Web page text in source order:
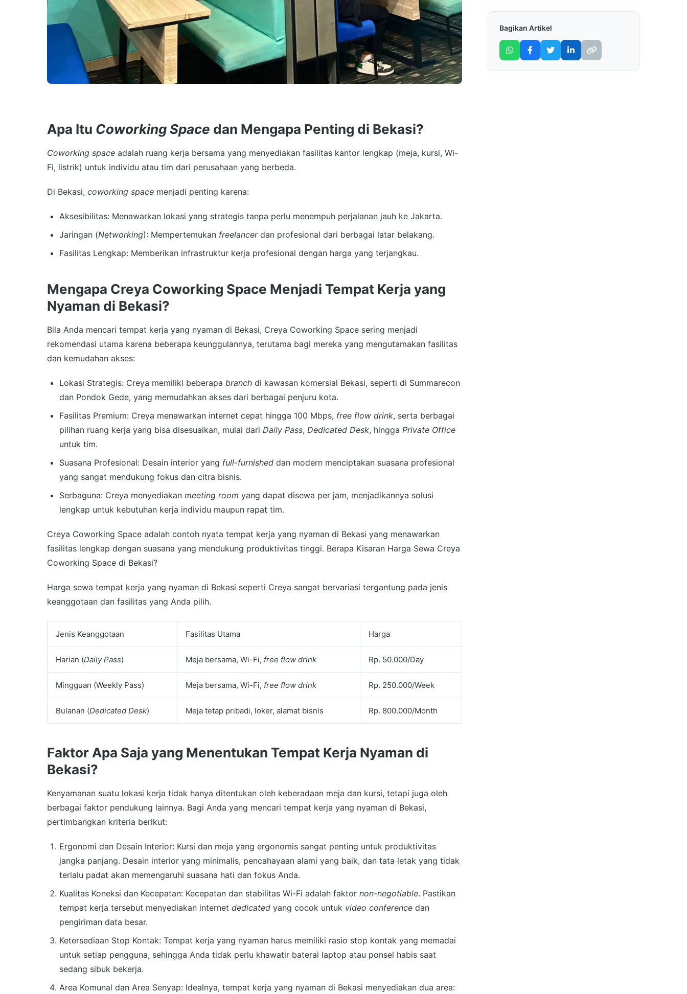
Apa Itu Coworking Space dan Mengapa Penting di Bekasi?
Coworking space adalah ruang kerja bersama yang menyediakan fasilitas kantor lengkap (meja, kursi, Wi-
Fi, listrik) untuk individu atau tim dari perusahaan yang berbeda.
Di Bekasi, coworking space menjadi penting karena:
Aksesibilitas: Menawarkan lokasi yang strategis tanpa perlu menempuh perjalanan jauh ke Jakarta.
Jaringan (Networking): Mempertemukan freelancerdan profesional dari berbagai latar belakang.
Fasilitas Lengkap: Memberikan infrastruktur kerja profesional dengan harga yang terjangkau.
Mengapa Creya Coworking Space Menjadi Tempat Kerja yang
Nyaman di Bekasi?
Bila Anda mencari tempat kerja yang nyaman di Bekasi, Creya Coworking Space sering menjadi
rekomendasi utama karena beberapa keunggulannya, terutama bagi mereka yang mengutamakan fasilitas
dan kemudahan akses:
Lokasi Strategis: Creya memiliki beberapa branch di kawasan komersial Bekasi, seperti di Summarecon
dan Pondok Gede, yang memudahkan akses dari berbagai penjuru kota.
Fasilitas Premium: Creya menawarkan internet cepat hingga 100 Mbps, free flow drink, serta berbagai
pilihan ruang kerja yang bisa disesuaikan, mulai dari Daily Pass, Dedicated Desk, hingga Private Office
untuk tim.
Suasana Profesional: Desain interior yang full-furnished dan modern menciptakan suasana profesional
yang sangat mendukung fokus dan citra bisnis.
Serbaguna: Creya menyediakan meeting room yang dapat disewa per jam, menjadikannya solusi
lengkap untuk kebutuhan kerja individu maupun rapat tim.
Creya Coworking Space adalah contoh nyata tempat kerja yang nyaman di Bekasi yang menawarkan
fasilitas lengkap dengan suasana yang mendukung produktivitas tinggi. Berapa Kisaran Harga Sewa Creya
Coworking Space di Bekasi?
Harga sewa tempat kerja yang nyaman di Bekasi seperti Creya sangat bervariasi tergantung pada jenis
keanggotaan dan fasilitas yang Anda pilih.
Jenis Keanggotaan Fasilitas Utama Harga
Harian (Daily Pass) Meja bersama, Wi-Fi, free flow drink Rp. 50.000/Day
Mingguan (Weekly Pass) Meja bersama, Wi-Fi, free flow drink Rp. 250.000/Week
Bulanan (Dedicated Desk) Meja tetap pribadi, loker, alamat bisnis Rp. 800.000/Month
Faktor Apa Saja yang Menentukan Tempat Kerja Nyaman di
Bekasi?
Kenyamanan suatu lokasi kerja tidak hanya ditentukan oleh keberadaan meja dan kursi, tetapi juga oleh
berbagai faktor pendukung lainnya. Bagi Anda yang mencari tempat kerja yang nyaman di Bekasi,
pertimbangkan kriteria berikut:
Ergonomi dan Desain Interior: Kursi dan meja yang ergonomis sangat penting untuk produktivitas
jangka panjang. Desain interior yang minimalis, pencahayaan alami yang baik, dan tata letak yang tidak
terlalu padat akan memengaruhi suasana hati dan fokus Anda.
Kualitas Koneksi dan Kecepatan: Kecepatan dan stabilitas Wi-Fi adalah faktor non-negotiable. Pastikan
tempat kerja tersebut menyediakan internet dedicated yang cocok untuk video conference dan
pengiriman data besar.
Ketersediaan Stop Kontak: Tempat kerja yang nyaman harus memiliki rasio stop kontak yang memadai
untuk setiap pengguna, sehingga Anda tidak perlu khawatir baterai laptop atau ponsel habis saat
sedang sibuk bekerja.
Area Komunal dan Area Senyap: Idealnya, tempat kerja yang nyaman di Bekasi menyediakan dua area:
Bagikan Artikel